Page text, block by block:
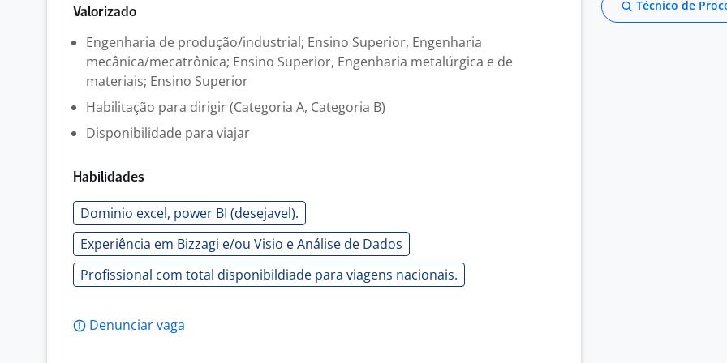
Valorizado
Engenharia de produção/industrial; Ensino Superior, Engenharia
mecânica/mecatrônica; Ensino Superior, Engenharia metalúrgica e de
materiais; Ensino Superior
Habilitação para dirigir (Categoria A, Categoria B)
Disponibilidade para viajar
Habilidades
Dominio excel, power BI (desejavel).
Experiência em Bizzagi e/ou Visio e Análise de Dados
Profissional com total disponibildiade para viagens nacionais.
Denunciar vaga
Técnico de